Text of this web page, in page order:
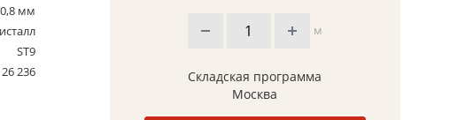
0,8 мм
ST9
26 236
м
Складская программа
Москва